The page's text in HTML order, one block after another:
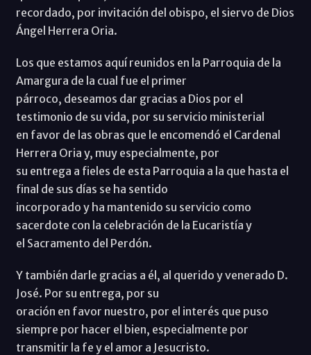
recordado, por invitación del obispo, el siervo de Dios
Ángel Herrera Oria.
Los que estamos aquí reunidos en la Parroquia de la
Amargura de la cual fue el primer
párroco, deseamos dar gracias a Dios por el
testimonio de su vida, por su servicio ministerial
en favor de las obras que le encomendó el Cardenal
Herrera Oria y, muy especialmente, por
su entrega a fieles de esta Parroquia a la que hasta el
final de sus días se ha sentido
incorporado y ha mantenido su servicio como
sacerdote con la celebración de la Eucaristía y
el Sacramento del Perdón.
Y también darle gracias a él, al querido y venerado D.
José. Por su entrega, por su
oración en favor nuestro, por el interés que puso
siempre por hacer el bien, especialmente por
transmitir la fe y el amor a Jesucristo.